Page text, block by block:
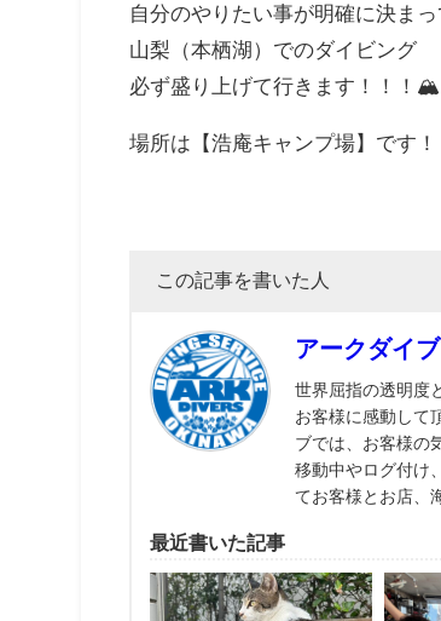
自分のやりたい事が明確に決まっ
山梨（本栖湖）でのダイビング
必ず盛り上げて行きます！！！🏔️
場所は【浩庵キャンプ場】です！
この記事を書いた人
アークダイブ
世界屈指の透明度
お客様に感動して
ブでは、お客様の
移動中やログ付け
てお客様とお店、
最近書いた記事